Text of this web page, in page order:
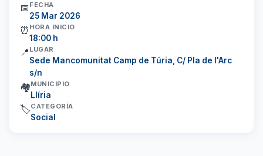
📅 FECHA
25 Mar 2026
⏰ HORA INICIO
18:00 h
📍 LUGAR
Sede Mancomunitat Camp de Túria, C/ Pla de l'Arc
s/n
🏘️MUNICIPIO
Llíria
🏷️CATEGORÍA
Social